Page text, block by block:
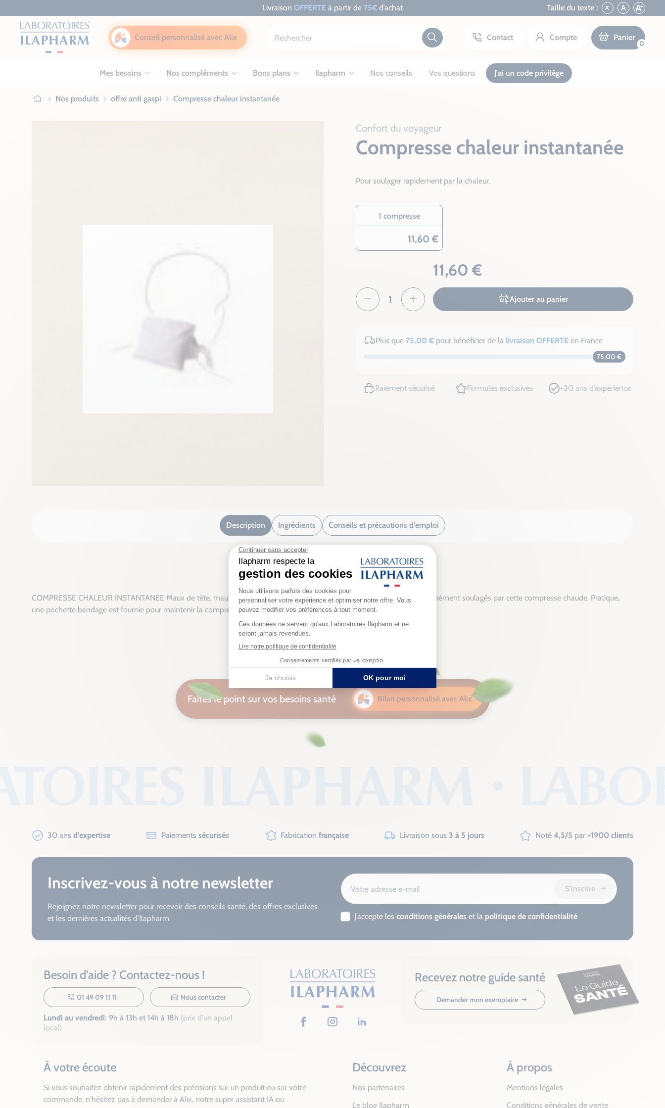
Livraison OFFERTE à partir de 75€ d’achat Taille du texte : A- A A+
Conseil personnalisé avec Alix Contact Compte Panier
0
Mes besoins Nos compléments Bons plans Ilapharm Nos conseils Vos questions J'ai un code privilège
IlapharmNos produits offre anti gaspi Compresse chaleur instantanée
Confort du voyageur
Compresse chaleur instantanée
Pour soulager rapidement par la chaleur.
1 compresse
11,60 €
11,60 €
Ajouter au panier
Plus que 75,00 € pour bénéficier de la livraison OFFERTEen France
75,00 €
Paiement sécurisé Formules exclusives +30 ans d’expérience
Description Ingrédients Conseils et précautions d'emploi
Description
COMPRESSE CHALEUR INSTANTANEE Maux de tête, maux de dents, névralgies ou tensions musculaires seront instantanément soulagés par cette compresse chaude. Pratique,
une pochette bandage est fournie pour maintenir la compresse en place sur la zone douloureuse. Réutilisable.
Faîtes le point sur vos besoins santé Bilan personnalisé avec Alix
30 ans d’expertise Paiementssécurisés Fabrication française Livraison sous 3 à 5 jours Noté 4,5/5 par +1900 clients
Inscrivez-vous à notre newsletter
Rejoignez notre newsletter pour recevoir des conseils santé, des offres exclusives
et les dernières actualités d’Ilapharm
S'inscrire
J’accepte les conditions générales et la politique de confidentialité
Besoin d’aide ? Contactez-nous !
01 49 09 11 11 Nous contacter
Lundi au vendredi: 9h à 13h et 14h à 18h (prix d'un appel
local)
FacebookInstagramLinkedIn
Recevez notre guide santé
Demander mon exemplaire
À votre écoute
Si vous souhaitez obtenir rapidement des précisions sur un produit ou sur votre
commande, n'hésitez pas à demander à Alix, notre super assistant IA ou
Découvrez
Nos partenaires
Le blog Ilapharm
À propos
Mentions légales
Conditions générales de vente